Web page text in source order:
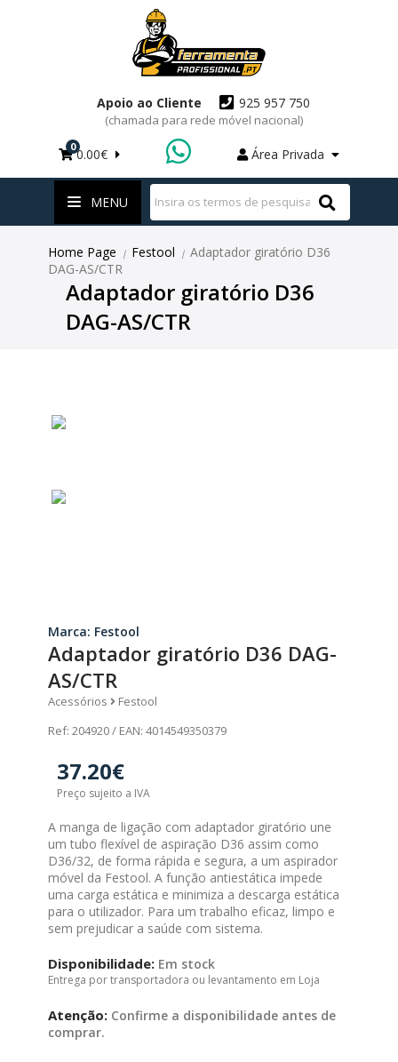
WhatsApp
Apoio ao Cliente 925 957 750
(chamada para rede móvel nacional)
Área Privada
00.00€
MENU
Home Page | Festool | Adaptador giratório D36
DAG-AS/CTR
Adaptador giratório D36
DAG-AS/CTR
Marca: Festool
Adaptador giratório D36 DAG-
AS/CTR
Acessórios
Festool
Ref: 204920 / EAN: 4014549350379
37.20€
Preço sujeito a IVA
A manga de ligação com adaptador giratório une
um tubo flexível de aspiração D36 assim como
D36/32, de forma rápida e segura, a um aspirador
móvel da Festool. A função antiestática impede
uma carga estática e minimiza a descarga estática
para o utilizador. Para um trabalho eficaz, limpo e
sem prejudicar a saúde com sistema.
Disponibilidade: Em stock
Entrega por transportadora ou levantamento em Loja
Atenção: Confirme a disponibilidade antes de
comprar.